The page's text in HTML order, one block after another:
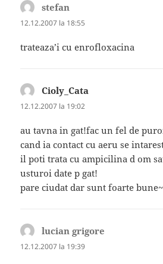
stefan
12.12.2007 la 18:55
trateaza’i cu enrofloxacina
Cioly_Cata
12.12.2007 la 19:02
au tavna in gat!fac un fel de
cand ia contact cu aeru se
il poti trata cu ampicilina d om
usturoi date p gat!
pare ciudat dar sunt foarte bune~
lucian grigore
12.12.2007 la 19:39